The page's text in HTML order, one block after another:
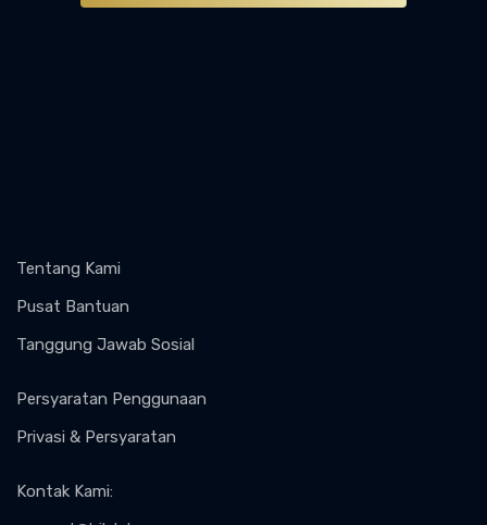
Tentang Kami
Pusat Bantuan
Tanggung Jawab Sosial
Persyaratan Penggunaan
Privasi & Persyaratan
Kontak Kami: